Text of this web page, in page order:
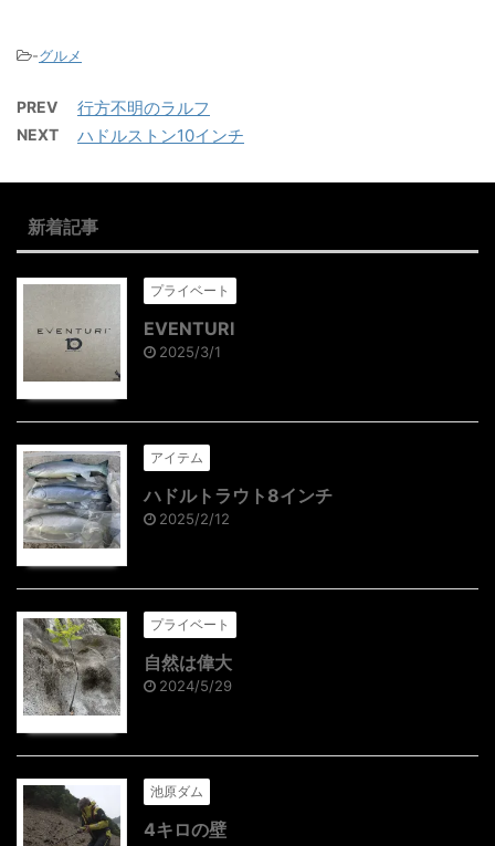
-グルメ
PREV 行方不明のラルフ
NEXT ハドルストン10インチ
新着記事
プライベート
EVENTURI
2025/3/1
アイテム
ハドルトラウト8インチ
2025/2/12
プライベート
自然は偉大
2024/5/29
池原ダム
4キロの壁